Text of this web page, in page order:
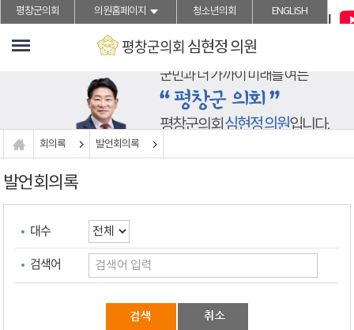
">본문바로가기
평창군의회 의원홈페이지 청소년의회 ENGLISH
평창군의회 심현정 의원
군민과 더 가까이 미래를 여는
평창군의회심현정 의원입니다.
회의록 발언회의록
발언회의록
대수
검색어